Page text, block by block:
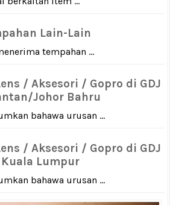
Lain-Lain
tempahan ...
/ Aksesori / Gopro di GDJ
Johor Bahru
bahawa urusan ...
/ Aksesori / Gopro di GDJ
Kuala Lumpur
bahawa urusan ...